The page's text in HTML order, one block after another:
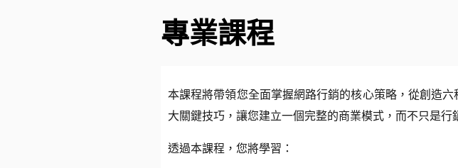
專業課程
本課程將帶領您全面掌握網路行銷的核心策略，從創造
大關鍵技巧，讓您建立一個完整的商業模式，而不只是行
透過本課程，您將學習：